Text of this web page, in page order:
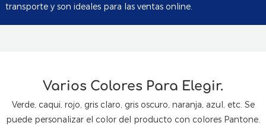
transporte y son ideales para las ventas online.
Varios Colores Para Elegir.
Verde, caqui, rojo, gris claro, gris oscuro, naranja, azul, etc. Se
puede personalizar el color del producto con colores Pantone.